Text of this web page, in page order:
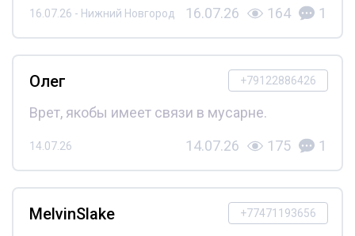
16.07.26 - Нижний Новгород 16.07.26 164 1
+79122886426
Олег
Врет, якобы имеет связи в мусарне.
14.07.26 14.07.26 175 1
+77471193656
MelvinSlake